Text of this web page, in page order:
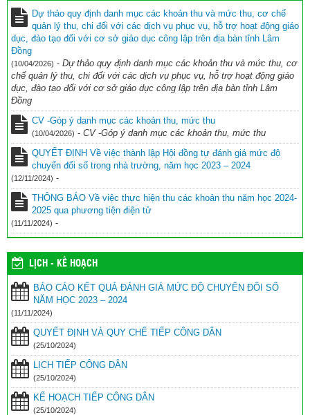
BIÊN BẢN Tự đánh giá mức độ chuyển đổi số trong nhà trường
Năm học 2023 – 2024 (11/11/2024)
BÁO CÁO KẾT QUẢ ĐÁNH GIÁ MỨC ĐỘ CHUYỂN ĐỔI SỐ NĂM
HỌC 2023 – 2024 (11/11/2024)
Dự thảo quy định danh mục các khoản thu và mức thu, cơ chế
quản lý thu, chi đối với các dịch vụ phục vụ, hỗ trợ hoạt động giáo
dục, đào tạo đối với cơ sở giáo dục công lập trên địa bàn tỉnh Lâm
Đồng
(10/04/2026) - Dự thảo quy định danh mục các khoản thu và mức thu, cơ
chế quản lý thu, chi đối với các dịch vụ phục vụ, hỗ trợ hoạt động giáo
dục, đào tạo đối với cơ sở giáo dục công lập trên địa bàn tỉnh Lâm
Đồng
CV -Góp ý danh mục các khoản thu, mức thu
(10/04/2026) - CV -Góp ý danh mục các khoản thu, mức thu
QUYẾT ĐỊNH Về việc thành lập Hội đồng tự đánh giá mức độ
chuyển đổi số trong nhà trường, năm học 2023 – 2024
(12/11/2024) -
THÔNG BÁO Về việc thực hiện thu các khoản thu năm học 2024-
2025 qua phương tiện điện tử
(11/11/2024) -
LỊCH - KẾ HOẠCH
BÁO CÁO KẾT QUẢ ĐÁNH GIÁ MỨC ĐỘ CHUYỂN ĐỔI SỐ
NĂM HỌC 2023 – 2024
(11/11/2024)
QUYẾT ĐỊNH VÀ QUY CHẾ TIẾP CÔNG DÂN
(25/10/2024)
LỊCH TIẾP CÔNG DÂN
(25/10/2024)
KẾ HOẠCH TIẾP CÔNG DÂN
(25/10/2024)